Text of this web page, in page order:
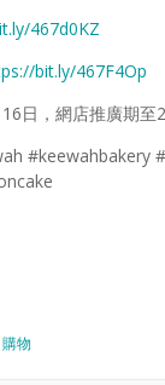
467d0KZ
bit.ly/467F4Op
日，網店推廣期至
#keewahbakery
購物